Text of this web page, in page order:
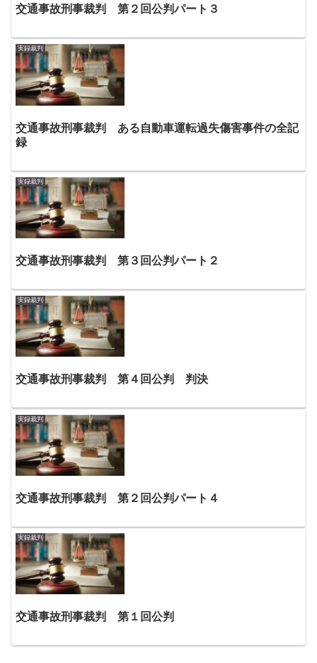
交通事故刑事裁判 第２回公判パート３
実録裁判
交通事故刑事裁判 ある自動車運転過失傷害事件の全記
録
実録裁判
交通事故刑事裁判 第３回公判パート２
実録裁判
交通事故刑事裁判 第４回公判 判決
実録裁判
交通事故刑事裁判 第２回公判パート４
実録裁判
交通事故刑事裁判 第１回公判